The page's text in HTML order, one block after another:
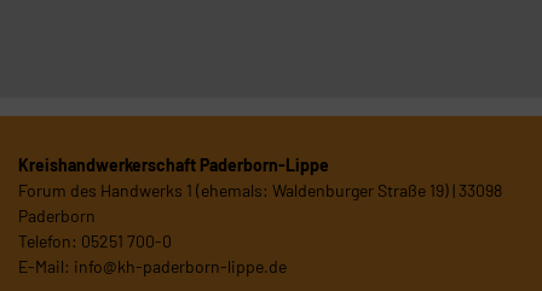
Kreishandwerkerschaft Paderborn-Lippe
Forum des Handwerks 1 (ehemals: Waldenburger Straße 19) | 33098
Paderborn
Telefon: 05251 700-0
E-Mail: info@kh-paderborn-lippe.de